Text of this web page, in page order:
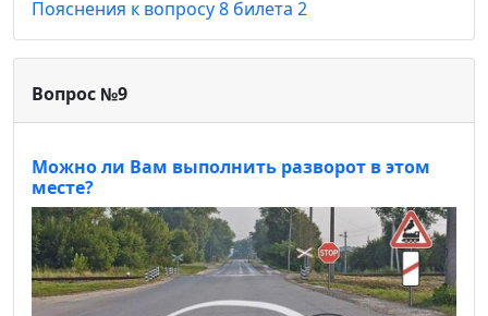
Пояснения к вопросу 8 билета 2
Вопрос №9
Можно ли Вам выполнить разворот в этом
месте?